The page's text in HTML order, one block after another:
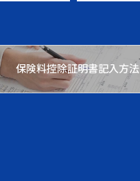
保険料控除証明書記入方法